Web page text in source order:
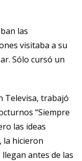
las
visitaba a su
Sólo cursó un
Televisa, trabajó
“Siempre
las ideas
la hicieron
llegan antes de las